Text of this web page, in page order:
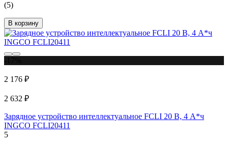
(5)
В корзину
2 176 ₽
2 632 ₽
Зарядное устройство интеллектуальное FCLI 20 В, 4 А*ч
INGCO FCLI20411
5